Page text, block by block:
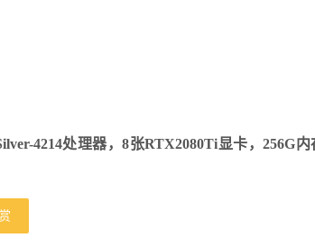
4214处理器，8张RTX2080Ti显卡，256G内